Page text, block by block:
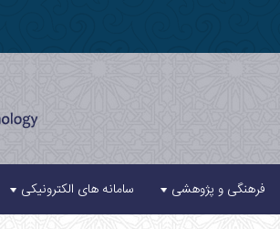
فرهنگی و پژوهشی سامانه های الکترونیکی